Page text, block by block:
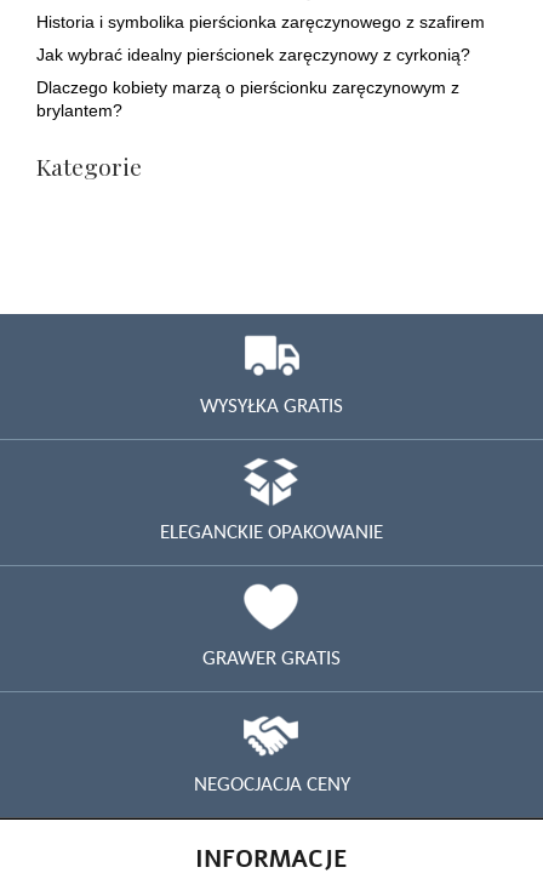
Historia i symbolika pierścionka zaręczynowego z szafirem
Jak wybrać idealny pierścionek zaręczynowy z cyrkonią?
Dlaczego kobiety marzą o pierścionku zaręczynowym z
brylantem?
Kategorie
WYSYŁKA GRATIS
ELEGANCKIE OPAKOWANIE
GRAWER GRATIS
NEGOCJACJA CENY
INFORMACJE